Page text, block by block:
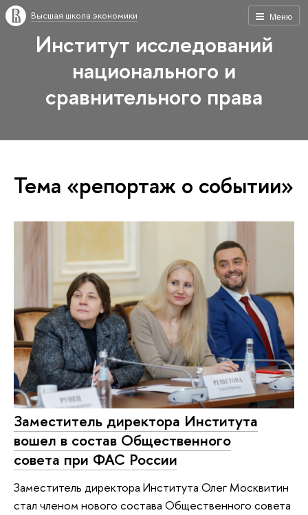
Меню
Высшая школа экономики
Институт исследований
национального и
сравнительного права
Тема «репортаж о событии»
Заместитель директора Института
вошел в состав Общественного
совета при ФАС России
Заместитель директора Института Олег Москвитин
стал членом нового состава Общественного совета